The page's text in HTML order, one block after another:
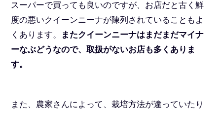
スーパーで買っても良いのですが、お店だと古く鮮
度の悪いクイーンニーナが陳列されていることもよ
くあります。
またクイーンニーナはまだまだマイナ
ーなぶどうなので、取扱がないお店も多くありま
す。
また、農家さんによって、栽培方法が違っていたり